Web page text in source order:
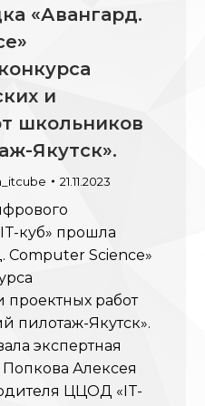
«Авангард.
и
школьников
Якутск».
21.11.2023
куб» прошла
Computer Science»
проектных работ
пилотаж-Якутск».
экспертная
Алексея
ЦЦОД «IT-